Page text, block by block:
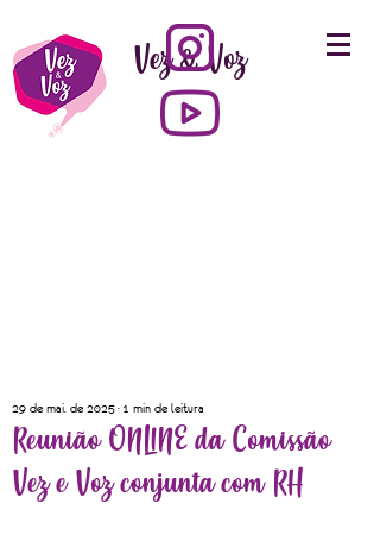
Vez & Voz
Reunião ONLINE da Comissão
Vez e Voz conjunta com RH
29 de mai. de 2025 1 min de leitura